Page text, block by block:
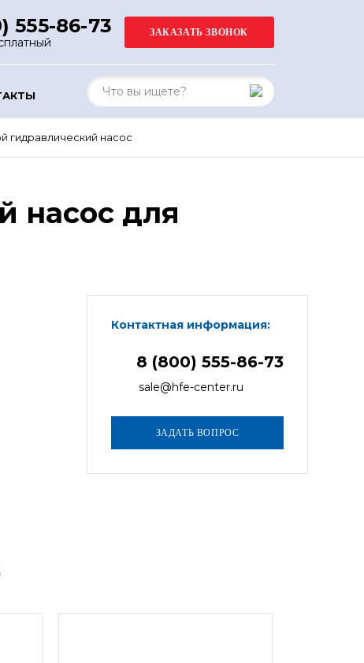
555-86-73
гидравлический насос
насос для
Контактная информация:
8 (800) 555-86-73
sale@hfe-center.ru